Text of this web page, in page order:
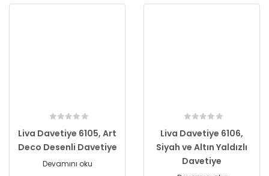
Liva Davetiye 6105, Art
Deco Desenli Davetiye
Devamını oku
Liva Davetiye 6106,
Siyah ve Altın Yaldızlı
Davetiye